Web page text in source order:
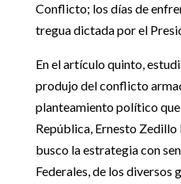
Conflicto; los días de
tregua dictada por el
En el artículo quinto,
produjo del conflicto
planteamiento político
República, Ernesto Zedillo
busco la estrategia con
Federales, de los diversos